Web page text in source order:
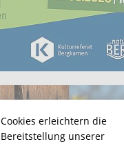
Cookies erleichtern die
Bereitstellung unserer